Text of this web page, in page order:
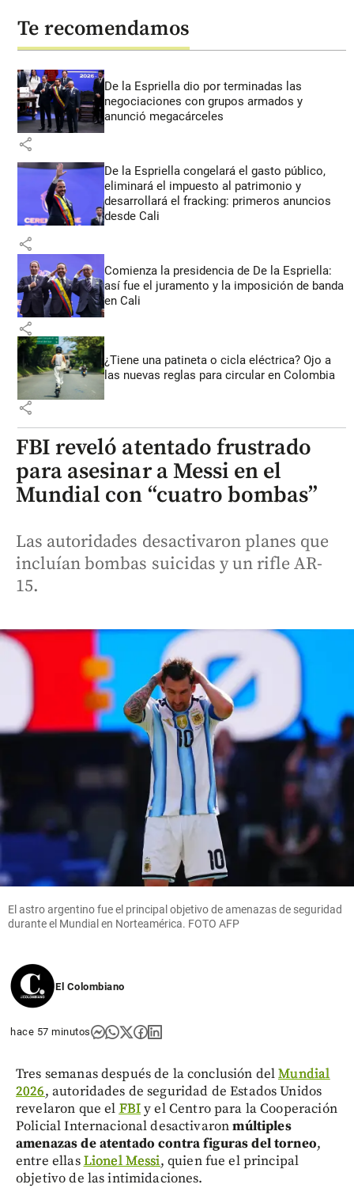
Te recomendamos
De la Espriella dio por terminadas las
negociaciones con grupos armados y
anunció megacárceles
share
De la Espriella congelará el gasto público,
eliminará el impuesto al patrimonio y
desarrollará el fracking: primeros anuncios
desde Cali
share
Comienza la presidencia de De la Espriella:
así fue el juramento y la imposición de banda
en Cali
share
¿Tiene una patineta o cicla eléctrica? Ojo a
las nuevas reglas para circular en Colombia
share
FBI reveló atentado frustrado
para asesinar a Messi en el
Mundial con “cuatro bombas”
Las autoridades desactivaron planes que
incluían bombas suicidas y un rifle AR-
15.
El astro argentino fue el principal objetivo de amenazas de seguridad
durante el Mundial en Norteamérica. FOTO AFP
El Colombiano
hace 57 minutos
Tres semanas después de la conclusión delMundial
2026, autoridades de seguridad de Estados Unidos
revelaron que el FBIy el Centro para la Cooperación
Policial Internacional desactivaronmúltiples
amenazas de atentado contra figuras del torneo,
entre ellasLionel Messi, quien fue el principal
objetivo de las intimidaciones.